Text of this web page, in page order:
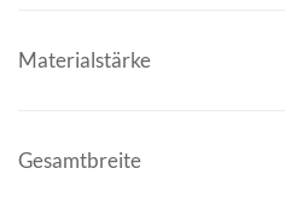
Materialstärke
Gesamtbreite